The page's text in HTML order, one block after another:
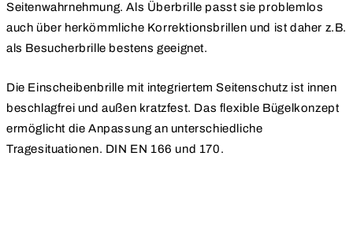
Seitenwahrnehmung. Als Überbrille passt sie problemlos
auch über herkömmliche Korrektionsbrillen und ist daher z.B.
als Besucherbrille bestens geeignet.
Die Einscheibenbrille mit integriertem Seitenschutz ist innen
beschlagfrei und außen kratzfest. Das flexible Bügelkonzept
ermöglicht die Anpassung an unterschiedliche
Tragesituationen. DIN EN 166 und 170.